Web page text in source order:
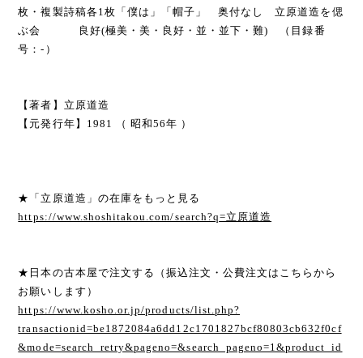
枚・複製詩稿各1枚「僕は」「帽子」 奥付なし 立原道造を偲
ぶ会 良好(極美・美・良好・並・並下・難) （目録番
号：-）
【著者】立原道造
【元発行年】1981 （ 昭和56年 ）
★「立原道造」の在庫をもっと見る
https://www.shoshitakou.com/search?q=立原道造
★日本の古本屋で注文する（振込注文・公費注文はこちらから
お願いします）
https://www.kosho.or.jp/products/list.php?
transactionid=be1872084a6dd12c1701827bcf80803cb632f0cf
&mode=search_retry&pageno=&search_pageno=1&product_id